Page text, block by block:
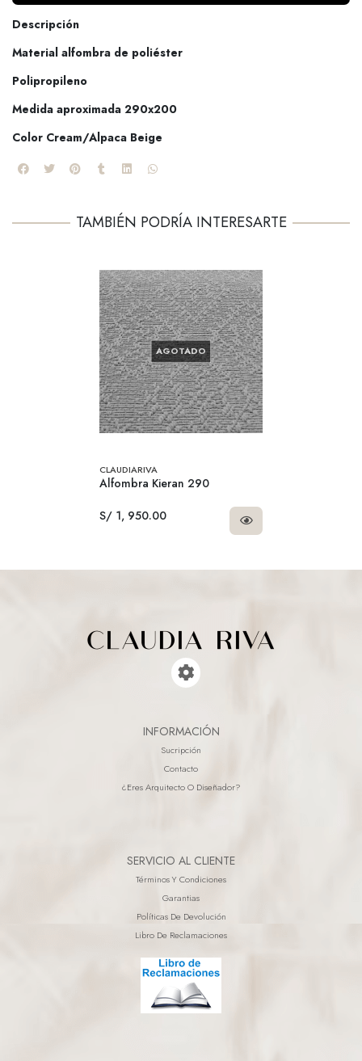
Descripción
Material alfombra de poliéster
Polipropileno
Medida aproximada 290x200
Color Cream/Alpaca Beige
TAMBIÉN PODRÍA INTERESARTE
AGOTADO
CLAUDIARIVA
Alfombra Kieran 290
S/ 1, 950.00
INFORMACIÓN
Sucripción
Contacto
¿eres Arquitecto O Diseñador?
SERVICIO AL CLIENTE
Términos Y Condiciones
Garantias
Políticas De Devolución
Libro De Reclamaciones